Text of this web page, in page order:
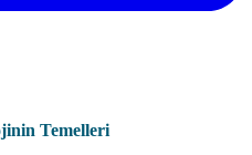
Temelleri